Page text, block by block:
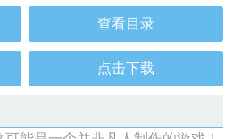
查看目录
点击下载